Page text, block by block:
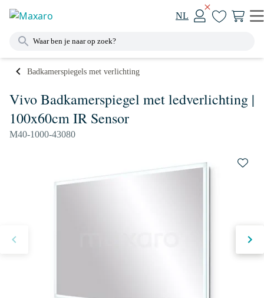
NL
Badkamerspiegels met verlichting
Vivo Badkamerspiegel met ledverlichting |
100x60cm IR Sensor
M40-1000-43080